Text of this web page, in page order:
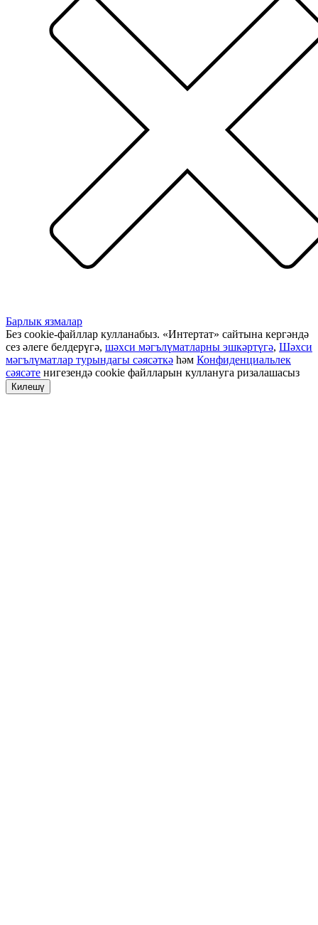
Барлык язмалар
Без cookie-файллар кулланабыз. «Интертат» сайтына кергәндә
сез әлеге белдерүгә, шәхси мәгълүматларны эшкәртүгә, Шәхси
мәгълүматлар турындагы сәясәткә һәм Конфиденциальлек
сәясәте нигезендә cookie файлларын куллануга ризалашасыз
Килешү